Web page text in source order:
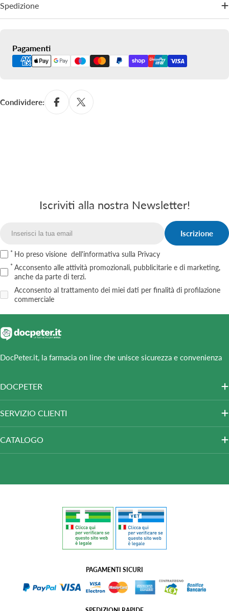
Spedizione
Pagamenti
Metodi
Condividere:
Iscriviti alla nostra Newsletter!
Iscrizione
Ho preso visione dell'informativa sulla Privacy
Acconsento alle attività promozionali, pubblicitarie e di marketing,
anche da parte di terzi.
Acconsento al trattamento dei miei dati per finalità di profilazione
commerciale
DocPeter.it, la farmacia on line che unisce sicurezza e convenienza
DOCPETER
SERVIZIO CLIENTI
CATALOGO
PAGAMENTI SICURI